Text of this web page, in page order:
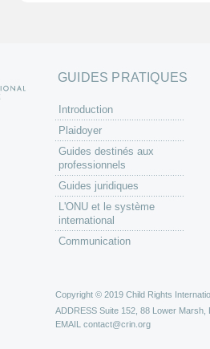
GUIDES PRATIQUES
Introduction
Plaidoyer
Guides destinés aux
professionnels
Guides juridiques
L'ONU et le système
international
Communication
Copyright © 2019 Child Rights
ADDRESS Suite 152, 88 Lower Marsh,
EMAIL contact@crin.org